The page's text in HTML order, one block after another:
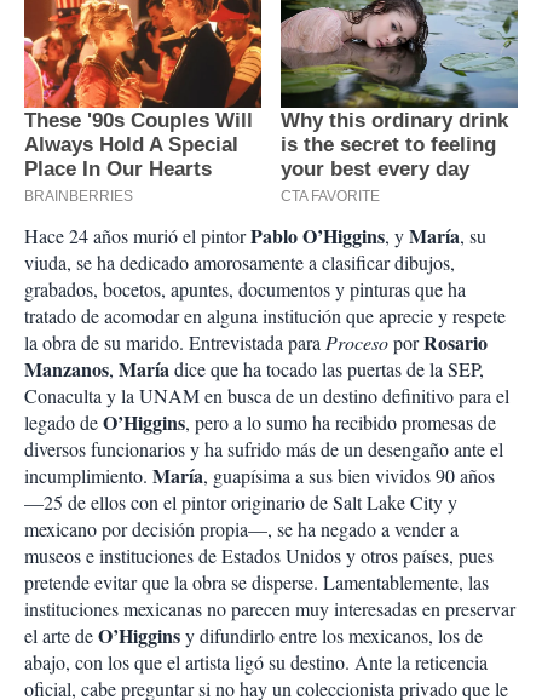
Hace 24 años murió el pintorPablo O’Higgins, yMaría, su
viuda, se ha dedicado amorosamente a clasificar dibujos,
grabados, bocetos, apuntes, documentos y pinturas que ha
tratado de acomodar en alguna institución que aprecie y respete
la obra de su marido. Entrevistada para ProcesoporRosario
Manzanos, Maríadice que ha tocado las puertas de la SEP,
Conaculta y la UNAM en busca de un destino definitivo para el
legado deO’Higgins, pero a lo sumo ha recibido promesas de
diversos funcionarios y ha sufrido más de un desengaño ante el
incumplimiento. María, guapísima a sus bien vividos 90 años
—25 de ellos con el pintor originario de Salt Lake City y
mexicano por decisión propia—, se ha negado a vender a
museos e instituciones de Estados Unidos y otros países, pues
pretende evitar que la obra se disperse. Lamentablemente, las
instituciones mexicanas no parecen muy interesadas en preservar
el arte deO’Higginsy difundirlo entre los mexicanos, los de
abajo, con los que el artista ligó su destino. Ante la reticencia
oficial, cabe preguntar si no hay un coleccionista privado que le